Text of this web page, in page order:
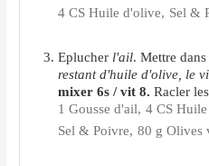
4 CS Huile d'olive, Sel &
Eplucher l'ail. Mettre
restant d'huile d'olive, le
mixer 6s / vit 8. Racler
1 Gousse d'ail, 4 CS
Sel & Poivre, 80 g Olives